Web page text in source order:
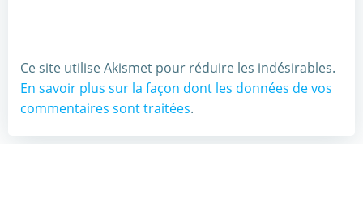
Ce site utilise Akismet pour réduire les indésirables.
En savoir plus sur la façon dont les données de vos
commentaires sont traitées.